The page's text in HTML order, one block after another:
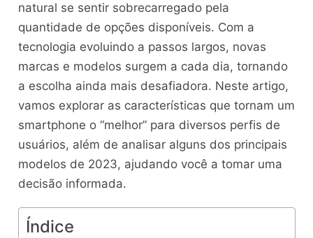
natural se sentir sobrecarregado pela
quantidade de opções disponíveis. Com a
tecnologia evoluindo a passos largos, novas
marcas e modelos surgem a cada dia, tornando
a escolha ainda mais desafiadora. Neste artigo,
vamos explorar as características que tornam um
smartphone o “melhor” para diversos perfis de
usuários, além de analisar alguns dos principais
modelos de 2023, ajudando você a tomar uma
decisão informada.
Índice